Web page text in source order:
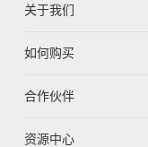
关于我们
如何购买
合作伙伴
资源中心